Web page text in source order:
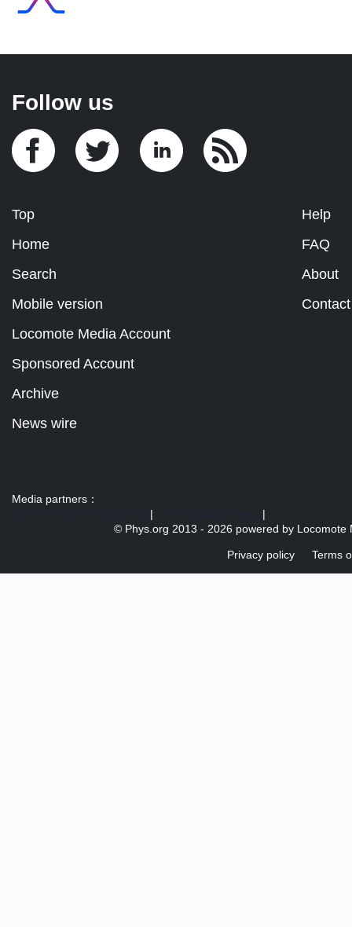
Follow us
Top
Home
Search
Mobile version
Help
FAQ
About
Contact
Locomote Media Account
Sponsored Account
Archive
News wire
Media partners：
|
|
© Phys.org 2013 - 2026 powered by Locomote
Privacy policy Terms